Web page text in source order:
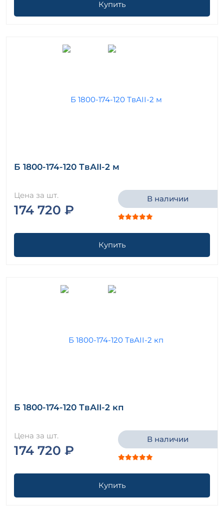
Купить
Б 1800-174-120 ТвАII-2 м
Цена за шт.
174 720 ₽
В наличии
Купить
Б 1800-174-120 ТвАII-2 кп
Цена за шт.
174 720 ₽
В наличии
Купить